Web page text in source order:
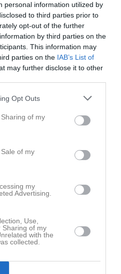
personal information utilized by
to third parties prior to
opt-out of the further
by third parties on the
This information may
parties on the IAB’s List of
may further disclose it to other
Opt Outs
of my
of my
my
Advertising.
Use,
Sharing of my
with the
collected.
ert första album